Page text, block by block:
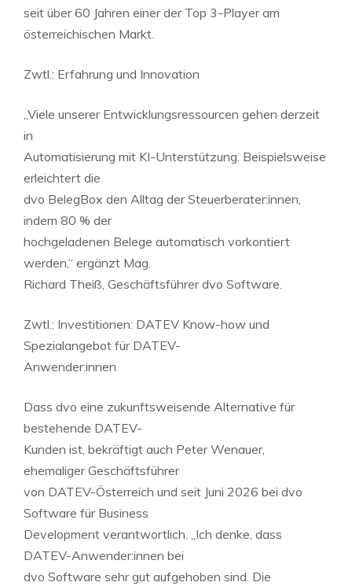
seit über 60 Jahren einer der Top 3-Player am
österreichischen Markt.
Zwtl.: Erfahrung und Innovation
„Viele unserer Entwicklungsressourcen gehen derzeit
in
Automatisierung mit KI-Unterstützung. Beispielsweise
erleichtert die
dvo BelegBox den Alltag der Steuerberater:innen,
indem 80 % der
hochgeladenen Belege automatisch vorkontiert
werden,“ ergänzt Mag.
Richard Theiß, Geschäftsführer dvo Software.
Zwtl.: Investitionen: DATEV Know-how und
Spezialangebot für DATEV-
Anwender:innen
Dass dvo eine zukunftsweisende Alternative für
bestehende DATEV-
Kunden ist, bekräftigt auch Peter Wenauer,
ehemaliger Geschäftsführer
von DATEV-Österreich und seit Juni 2026 bei dvo
Software für Business
Development verantwortlich. „Ich denke, dass
DATEV-Anwender:innen bei
dvo Software sehr gut aufgehoben sind. Die